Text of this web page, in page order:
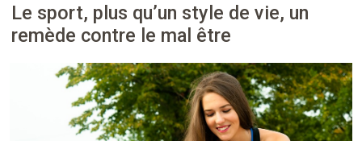
Le sport, plus qu’un style de vie, un
remède contre le mal être